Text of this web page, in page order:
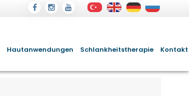
Hautanwendungen Schlankheitstherapie Kontakt